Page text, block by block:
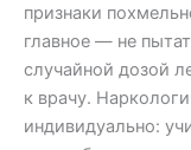
признаки
главное — не
случайной дозой
к врачу.
индивидуально: